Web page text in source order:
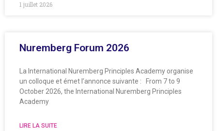
1 juillet 2026
Nuremberg Forum 2026
La International Nuremberg Principles Academy organise
un colloque et émet l’annonce suivante : From 7 to 9
October 2026, the International Nuremberg Principles
Academy
LIRE LA SUITE